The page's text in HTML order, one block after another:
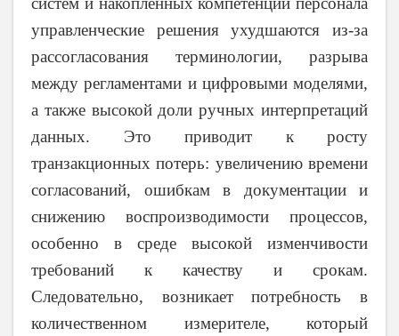
управленческие решения ухудшаются из-за
рассогласования терминологии, разрыва
между регламентами и цифровыми моделями,
а также высокой доли ручных интерпретаций
данных. Это приводит к росту
транзакционных потерь: увеличению времени
согласований, ошибкам в документации и
снижению воспроизводимости процессов,
особенно в среде высокой изменчивости
требований к качеству и срокам.
Следовательно, возникает потребность в
количественном измерителе, который